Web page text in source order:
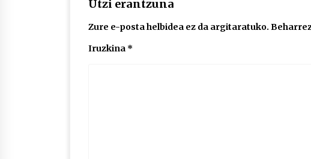
Utzi erantzuna
Zure e-posta helbidea ez da argitaratuko.
Iruzkina *